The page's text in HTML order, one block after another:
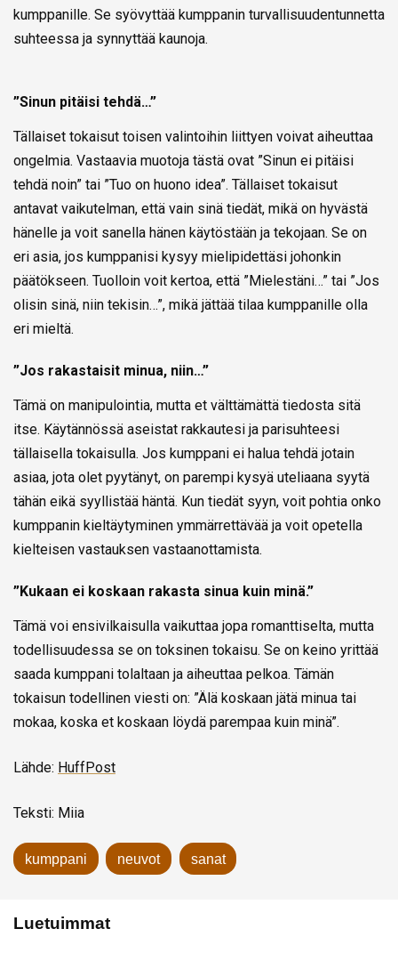
kumppanille. Se syövyttää kumppanin turvallisuudentunnetta
suhteessa ja synnyttää kaunoja.
”Sinun pitäisi tehdä…”
Tällaiset tokaisut toisen valintoihin liittyen voivat aiheuttaa
ongelmia. Vastaavia muotoja tästä ovat ”Sinun ei pitäisi
tehdä noin” tai ”Tuo on huono idea”. Tällaiset tokaisut
antavat vaikutelman, että vain sinä tiedät, mikä on hyvästä
hänelle ja voit sanella hänen käytöstään ja tekojaan. Se on
eri asia, jos kumppanisi kysyy mielipidettäsi johonkin
päätökseen. Tuolloin voit kertoa, että ”Mielestäni…” tai ”Jos
olisin sinä, niin tekisin…”, mikä jättää tilaa kumppanille olla
eri mieltä.
”Jos rakastaisit minua, niin…”
Tämä on manipulointia, mutta et välttämättä tiedosta sitä
itse. Käytännössä aseistat rakkautesi ja parisuhteesi
tällaisella tokaisulla. Jos kumppani ei halua tehdä jotain
asiaa, jota olet pyytänyt, on parempi kysyä uteliaana syytä
tähän eikä syyllistää häntä. Kun tiedät syyn, voit pohtia onko
kumppanin kieltäytyminen ymmärrettävää ja voit opetella
kielteisen vastauksen vastaanottamista.
”Kukaan ei koskaan rakasta sinua kuin minä.”
Tämä voi ensivilkaisulla vaikuttaa jopa romanttiselta, mutta
todellisuudessa se on toksinen tokaisu. Se on keino yrittää
saada kumppani tolaltaan ja aiheuttaa pelkoa. Tämän
tokaisun todellinen viesti on: ”Älä koskaan jätä minua tai
mokaa, koska et koskaan löydä parempaa kuin minä”.
Lähde: HuffPost
Teksti: Miia
kumppani neuvot sanat
Luetuimmat